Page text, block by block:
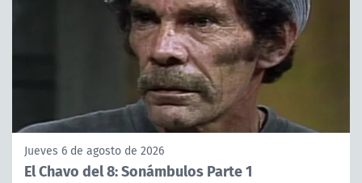
Jueves 6 de agosto de 2026
El Chavo del 8: Sonámbulos Parte 1